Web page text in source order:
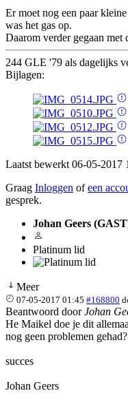
Er moet nog een paar
was het gas op.
Daarom verder gegaan met
244 GLE '79 als dagelijks
Bijlagen:
Laatst bewerkt 06-05-2017
Graag Inloggen ofeen
gesprek.
Johan Geers
Platinum lid
Meer
07-05-2017 01:45 #168800
Beantwoord doorJohan
He Maikel doe je dit
nog geen problemen gehad?
succes
Johan Geers